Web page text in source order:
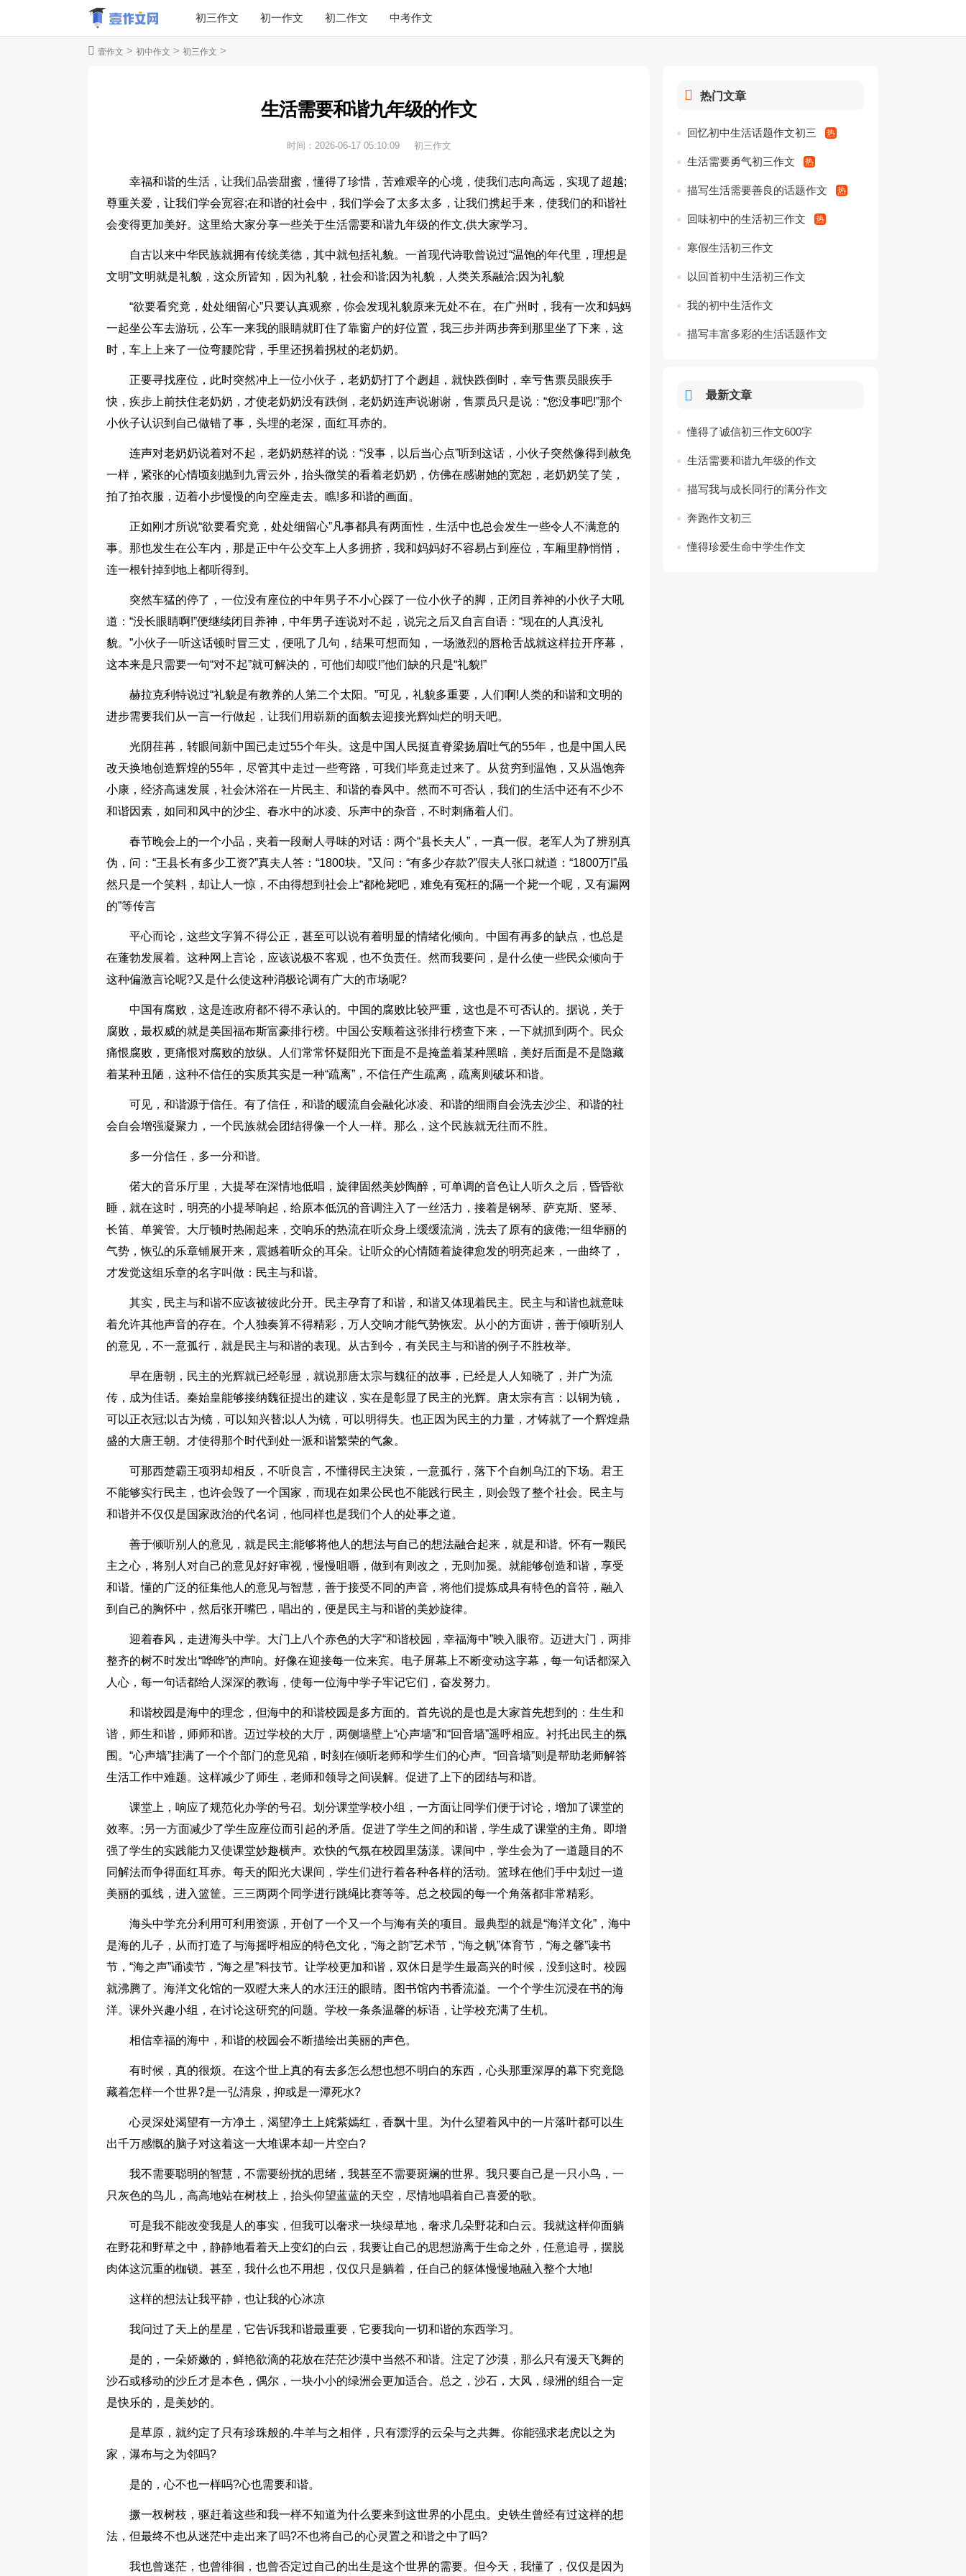
初三作文 初一作文 初二作文 中考作文
壹作文 > 初中作文 > 初三作文 >
生活需要和谐九年级的作文
时间： 2026-06-17 05:10:09 初三作文
幸福和谐的生活，让我们品尝甜蜜，懂得了珍惜，苦难艰辛的心境，使我们志向高远，实现了超越;
尊重关爱，让我们学会宽容;在和谐的社会中，我们学会了太多太多，让我们携起手来，使我们的和谐社
会变得更加美好。这里给大家分享一些关于生活需要和谐九年级的作文,供大家学习。
自古以来中华民族就拥有传统美德，其中就包括礼貌。一首现代诗歌曾说过“温饱的年代里，理想是
文明”文明就是礼貌，这众所皆知，因为礼貌，社会和谐;因为礼貌，人类关系融洽;因为礼貌
“欲要看究竟，处处细留心”只要认真观察，你会发现礼貌原来无处不在。在广州时，我有一次和妈妈
一起坐公车去游玩，公车一来我的眼睛就盯住了靠窗户的好位置，我三步并两步奔到那里坐了下来，这
时，车上上来了一位弯腰陀背，手里还拐着拐杖的老奶奶。
正要寻找座位，此时突然冲上一位小伙子，老奶奶打了个趔趄，就快跌倒时，幸亏售票员眼疾手
快，疾步上前扶住老奶奶，才使老奶奶没有跌倒，老奶奶连声说谢谢，售票员只是说：“您没事吧!”那个
小伙子认识到自己做错了事，头埋的老深，面红耳赤的。
连声对老奶奶说着对不起，老奶奶慈祥的说：“没事，以后当心点”听到这话，小伙子突然像得到赦免
一样，紧张的心情顷刻抛到九霄云外，抬头微笑的看着老奶奶，仿佛在感谢她的宽恕，老奶奶笑了笑，
拍了拍衣服，迈着小步慢慢的向空座走去。瞧!多和谐的画面。
正如刚才所说“欲要看究竟，处处细留心”凡事都具有两面性，生活中也总会发生一些令人不满意的
事。那也发生在公车内，那是正中午公交车上人多拥挤，我和妈妈好不容易占到座位，车厢里静悄悄，
连一根针掉到地上都听得到。
突然车猛的停了，一位没有座位的中年男子不小心踩了一位小伙子的脚，正闭目养神的小伙子大吼
道：“没长眼睛啊!”便继续闭目养神，中年男子连说对不起，说完之后又自言自语：“现在的人真没礼
貌。”小伙子一听这话顿时冒三丈，便吼了几句，结果可想而知，一场激烈的唇枪舌战就这样拉开序幕，
这本来是只需要一句“对不起”就可解决的，可他们却哎!”他们缺的只是“礼貌!”
赫拉克利特说过“礼貌是有教养的人第二个太阳。”可见，礼貌多重要，人们啊!人类的和谐和文明的
进步需要我们从一言一行做起，让我们用崭新的面貌去迎接光辉灿烂的明天吧。
光阴荏苒，转眼间新中国已走过55个年头。这是中国人民挺直脊梁扬眉吐气的55年，也是中国人民
改天换地创造辉煌的55年，尽管其中走过一些弯路，可我们毕竟走过来了。从贫穷到温饱，又从温饱奔
小康，经济高速发展，社会沐浴在一片民主、和谐的春风中。然而不可否认，我们的生活中还有不少不
和谐因素，如同和风中的沙尘、春水中的冰凌、乐声中的杂音，不时刺痛着人们。
春节晚会上的一个小品，夹着一段耐人寻味的对话：两个“县长夫人”，一真一假。老军人为了辨别真
伪，问：“王县长有多少工资?”真夫人答：“1800块。”又问：“有多少存款?”假夫人张口就道：“1800万!”虽
然只是一个笑料，却让人一惊，不由得想到社会上“都枪毙吧，难免有冤枉的;隔一个毙一个呢，又有漏网
的”等传言
平心而论，这些文字算不得公正，甚至可以说有着明显的情绪化倾向。中国有再多的缺点，也总是
在蓬勃发展着。这种网上言论，应该说极不客观，也不负责任。然而我要问，是什么使一些民众倾向于
这种偏激言论呢?又是什么使这种消极论调有广大的市场呢?
中国有腐败，这是连政府都不得不承认的。中国的腐败比较严重，这也是不可否认的。据说，关于
腐败，最权威的就是美国福布斯富豪排行榜。中国公安顺着这张排行榜查下来，一下就抓到两个。民众
痛恨腐败，更痛恨对腐败的放纵。人们常常怀疑阳光下面是不是掩盖着某种黑暗，美好后面是不是隐藏
着某种丑陋，这种不信任的实质其实是一种“疏离”，不信任产生疏离，疏离则破坏和谐。
可见，和谐源于信任。有了信任，和谐的暖流自会融化冰凌、和谐的细雨自会洗去沙尘、和谐的社
会自会增强凝聚力，一个民族就会团结得像一个人一样。那么，这个民族就无往而不胜。
多一分信任，多一分和谐。
偌大的音乐厅里，大提琴在深情地低唱，旋律固然美妙陶醉，可单调的音色让人听久之后，昏昏欲
睡，就在这时，明亮的小提琴响起，给原本低沉的音调注入了一丝活力，接着是钢琴、萨克斯、竖琴、
长笛、单簧管。大厅顿时热闹起来，交响乐的热流在听众身上缓缓流淌，洗去了原有的疲倦;一组华丽的
气势，恢弘的乐章铺展开来，震撼着听众的耳朵。让听众的心情随着旋律愈发的明亮起来，一曲终了，
才发觉这组乐章的名字叫做：民主与和谐。
其实，民主与和谐不应该被彼此分开。民主孕育了和谐，和谐又体现着民主。民主与和谐也就意味
着允许其他声音的存在。个人独奏算不得精彩，万人交响才能气势恢宏。从小的方面讲，善于倾听别人
的意见，不一意孤行，就是民主与和谐的表现。从古到今，有关民主与和谐的例子不胜枚举。
早在唐朝，民主的光辉就已经彰显，就说那唐太宗与魏征的故事，已经是人人知晓了，并广为流
传，成为佳话。秦始皇能够接纳魏征提出的建议，实在是彰显了民主的光辉。唐太宗有言：以铜为镜，
可以正衣冠;以古为镜，可以知兴替;以人为镜，可以明得失。也正因为民主的力量，才铸就了一个辉煌鼎
盛的大唐王朝。才使得那个时代到处一派和谐繁荣的气象。
可那西楚霸王项羽却相反，不听良言，不懂得民主决策，一意孤行，落下个自刎乌江的下场。君王
不能够实行民主，也许会毁了一个国家，而现在如果公民也不能践行民主，则会毁了整个社会。民主与
和谐并不仅仅是国家政治的代名词，他同样也是我们个人的处事之道。
善于倾听别人的意见，就是民主;能够将他人的想法与自己的想法融合起来，就是和谐。怀有一颗民
主之心，将别人对自己的意见好好审视，慢慢咀嚼，做到有则改之，无则加冕。就能够创造和谐，享受
和谐。懂的广泛的征集他人的意见与智慧，善于接受不同的声音，将他们提炼成具有特色的音符，融入
到自己的胸怀中，然后张开嘴巴，唱出的，便是民主与和谐的美妙旋律。
迎着春风，走进海头中学。大门上八个赤色的大字“和谐校园，幸福海中”映入眼帘。迈进大门，两排
整齐的树不时发出“哗哗”的声响。好像在迎接每一位来宾。电子屏幕上不断变动这字幕，每一句话都深入
人心，每一句话都给人深深的教诲，使每一位海中学子牢记它们，奋发努力。
和谐校园是海中的理念，但海中的和谐校园是多方面的。首先说的是也是大家首先想到的：生生和
谐，师生和谐，师师和谐。迈过学校的大厅，两侧墙壁上“心声墙”和“回音墙”遥呼相应。衬托出民主的氛
围。“心声墙”挂满了一个个部门的意见箱，时刻在倾听老师和学生们的心声。“回音墙”则是帮助老师解答
生活工作中难题。这样减少了师生，老师和领导之间误解。促进了上下的团结与和谐。
课堂上，响应了规范化办学的号召。划分课堂学校小组，一方面让同学们便于讨论，增加了课堂的
效率。;另一方面减少了学生应座位而引起的矛盾。促进了学生之间的和谐，学生成了课堂的主角。即增
强了学生的实践能力又使课堂妙趣横声。欢快的气氛在校园里荡漾。课间中，学生会为了一道题目的不
同解法而争得面红耳赤。每天的阳光大课间，学生们进行着各种各样的活动。篮球在他们手中划过一道
美丽的弧线，进入篮筐。三三两两个同学进行跳绳比赛等等。总之校园的每一个角落都非常精彩。
海头中学充分利用可利用资源，开创了一个又一个与海有关的项目。最典型的就是“海洋文化”，海中
是海的儿子，从而打造了与海摇呼相应的特色文化，“海之韵”艺术节，“海之帆”体育节，“海之馨”读书
节，“海之声”诵读节，“海之星”科技节。让学校更加和谐，双休日是学生最高兴的时候，没到这时。校园
就沸腾了。海洋文化馆的一双瞪大来人的水汪汪的眼睛。图书馆内书香流溢。一个个学生沉浸在书的海
洋。课外兴趣小组，在讨论这研究的问题。学校一条条温馨的标语，让学校充满了生机。
相信幸福的海中，和谐的校园会不断描绘出美丽的声色。
有时候，真的很烦。在这个世上真的有去多怎么想也想不明白的东西，心头那重深厚的幕下究竟隐
藏着怎样一个世界?是一弘清泉，抑或是一潭死水?
心灵深处渴望有一方净土，渴望净土上姹紫嫣红，香飘十里。为什么望着风中的一片落叶都可以生
出千万感慨的脑子对这着这一大堆课本却一片空白?
我不需要聪明的智慧，不需要纷扰的思绪，我甚至不需要斑斓的世界。我只要自己是一只小鸟，一
只灰色的鸟儿，高高地站在树枝上，抬头仰望蓝蓝的天空，尽情地唱着自己喜爱的歌。
可是我不能改变我是人的事实，但我可以奢求一块绿草地，奢求几朵野花和白云。我就这样仰面躺
在野花和野草之中，静静地看着天上变幻的白云，我要让自己的思想游离于生命之外，任意追寻，摆脱
肉体这沉重的枷锁。甚至，我什么也不用想，仅仅只是躺着，任自己的躯体慢慢地融入整个大地!
这样的想法让我平静，也让我的心冰凉
我问过了天上的星星，它告诉我和谐最重要，它要我向一切和谐的东西学习。
是的，一朵娇嫩的，鲜艳欲滴的花放在茫茫沙漠中当然不和谐。注定了沙漠，那么只有漫天飞舞的
沙石或移动的沙丘才是本色，偶尔，一块小小的绿洲会更加适合。总之，沙石，大风，绿洲的组合一定
是快乐的，是美妙的。
是草原，就约定了只有珍珠般的.牛羊与之相伴，只有漂浮的云朵与之共舞。你能强求老虎以之为
家，瀑布与之为邻吗?
是的，心不也一样吗?心也需要和谐。
撅一杈树枝，驱赶着这些和我一样不知道为什么要来到这世界的小昆虫。史铁生曾经有过这样的想
法，但最终不也从迷茫中走出来了吗?不也将自己的心灵置之和谐之中了吗?
我也曾迷茫，也曾徘徊，也曾否定过自己的出生是这个世界的需要。但今天，我懂了，仅仅是因为
热门文章
回忆初中生活话题作文初三
生活需要勇气初三作文
描写生活需要善良的话题作文
回味初中的生活初三作文
寒假生活初三作文
以回首初中生活初三作文
我的初中生活作文
描写丰富多彩的生活话题作文
最新文章
懂得了诚信初三作文600字
生活需要和谐九年级的作文
描写我与成长同行的满分作文
奔跑作文初三
懂得珍爱生命中学生作文